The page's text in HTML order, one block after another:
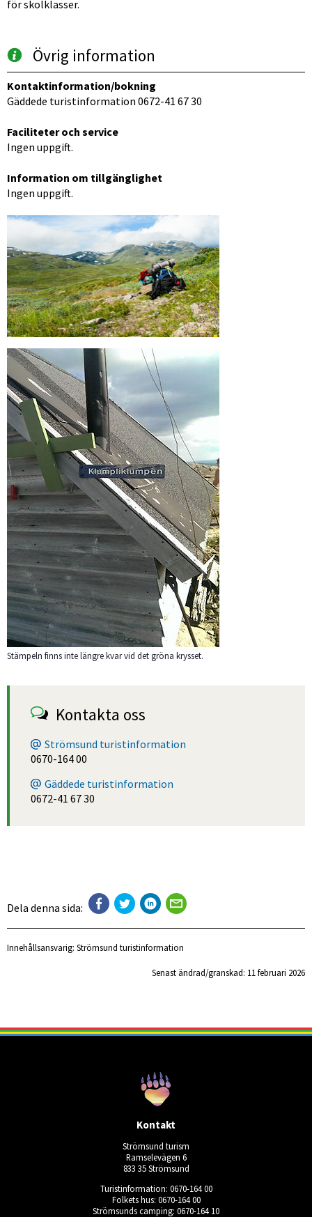
för skolklasser.
Övrig information
Kontaktinformation/bokning
Gäddede turistinformation 0672-41 67 30
Faciliteter och service
Ingen uppgift.
Information om tillgänglighet
Ingen uppgift.
Förstora bilden
Stämpeln finns inte längre kvar vid det gröna krysset.
Kontakta oss
Strömsund turistinformation
0670-164 00
Gäddede turistinformation
0672-41 67 30
Dela denna sida:
Innehållsansvarig: Strömsund turistinformation
Senast ändrad/granskad: 11 februari 2026
Kontakt
Strömsund turism
Ramselevägen 6
833 35 Strömsund
Turistinformation: 0670-164 00
Folkets hus: 0670-164 00
Strömsunds camping: 0670-164 10